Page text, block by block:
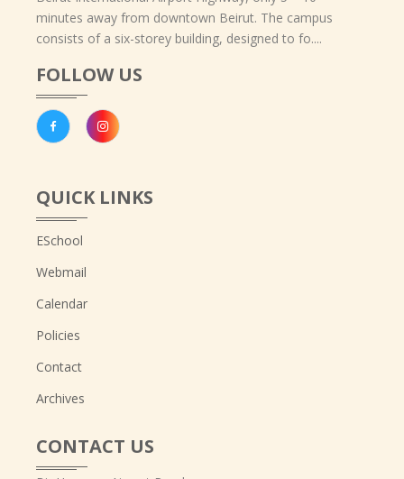
minutes away from downtown Beirut. The campus
consists of a six-storey building, designed to fo....
FOLLOW US
QUICK LINKS
ESchool
Webmail
Calendar
Policies
Contact
Archives
CONTACT US